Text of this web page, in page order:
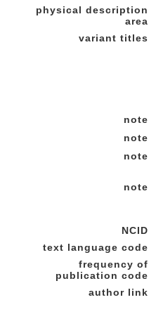
physical description
area
variant titles
note
note
note
note
NCID
text language code
frequency of
publication code
author link